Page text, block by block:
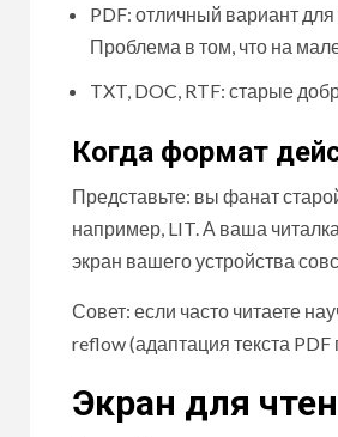
PDF: отличный вариант
Проблема в том, что на
TXT, DOC, RTF: старые
Когда формат
Представьте: вы фанат
например, LIT. А ваша
экран вашего устройства
Совет: если часто читаете
reflow (адаптация текста
Экран для